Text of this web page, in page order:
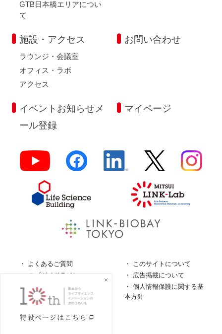
GTB日本橋エリアについ
て
施設・アクセス
ラウンジ・会議室
オフィス・ラボ
アクセス
お問い合わせ
イベントお知らせメ
ール登録
マイページ
よくあるご質問
このサイトについて
ロゴガイドライン
広告掲載について
特定商取引法に基づく表
個人情報保護に関する基
本方針